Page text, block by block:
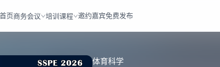
首页商务会议 培训课程 邀约嘉宾免费发布
体育科学